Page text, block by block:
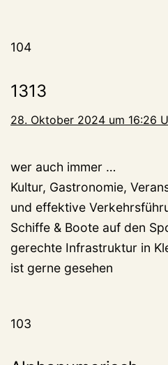
104
1313
28. Oktober 2024 um 16:26
wer auch immer …
Kultur, Gastronomie,
und effektive
Schiffe & Boote auf den
gerechte Infrastruktur in
ist gerne gesehen
103